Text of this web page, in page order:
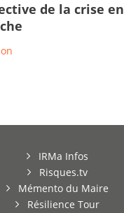
de la crise en
IRMa Infos
Risques.tv
Mémento du Maire
Résilience Tour